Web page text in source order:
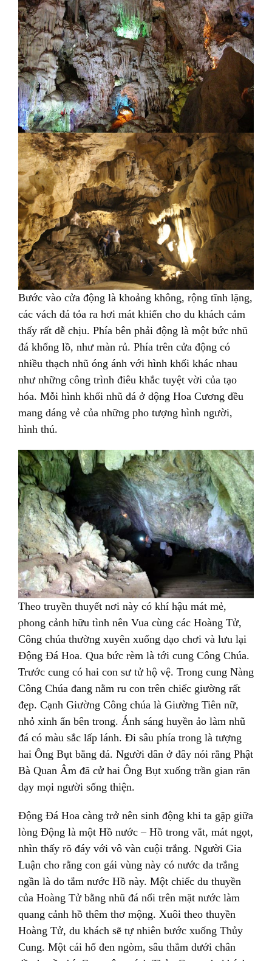
Bước vào cửa động là khoảng không, rộng tĩnh lặng,
các vách đá tỏa ra hơi mát khiến cho du khách cảm
thấy rất dễ chịu. Phía bên phải động là một bức nhũ
đá khổng lồ, như màn rủ. Phía trên cửa động có
nhiều thạch nhũ óng ánh với hình khối khác nhau
như những công trình điêu khắc tuyệt vời của tạo
hóa. Mỗi hình khối nhũ đá ở động Hoa Cương đều
mang dáng vẻ của những pho tượng hình người,
hình thú.
Theo truyền thuyết nơi này có khí hậu mát mẻ,
phong cảnh hữu tình nên Vua cùng các Hoàng Tử,
Công chúa thường xuyên xuống dạo chơi và lưu lại
Động Đá Hoa. Qua bức rèm là tới cung Công Chúa.
Trước cung có hai con sư tử hộ vệ. Trong cung Nàng
Công Chúa đang nằm ru con trên chiếc giường rất
đẹp. Cạnh Giường Công chúa là Giường Tiên nữ,
nhỏ xinh ẩn bên trong. Ánh sáng huyền ảo làm nhũ
đá có màu sắc lấp lánh. Đi sâu phía trong là tượng
hai Ông Bụt bằng đá. Người dân ở đây nói rằng Phật
Bà Quan Âm đã cử hai Ông Bụt xuống trần gian răn
dạy mọi người sống thiện.
Động Đá Hoa càng trở nên sinh động khi ta gặp giữa
lòng Động là một Hồ nước – Hồ trong vắt, mát ngọt,
nhìn thấy rõ đáy với vô vàn cuội trắng. Người Gia
Luận cho rằng con gái vùng này có nước da trắng
ngần là do tắm nước Hồ này. Một chiếc du thuyền
của Hoàng Tử bằng nhũ đá nổi trên mặt nước làm
quang cảnh hồ thêm thơ mộng. Xuôi theo thuyền
Hoàng Tử, du khách sẽ tự nhiên bước xuống Thủy
Cung. Một cái hố đen ngòm, sâu thẳm dưới chân